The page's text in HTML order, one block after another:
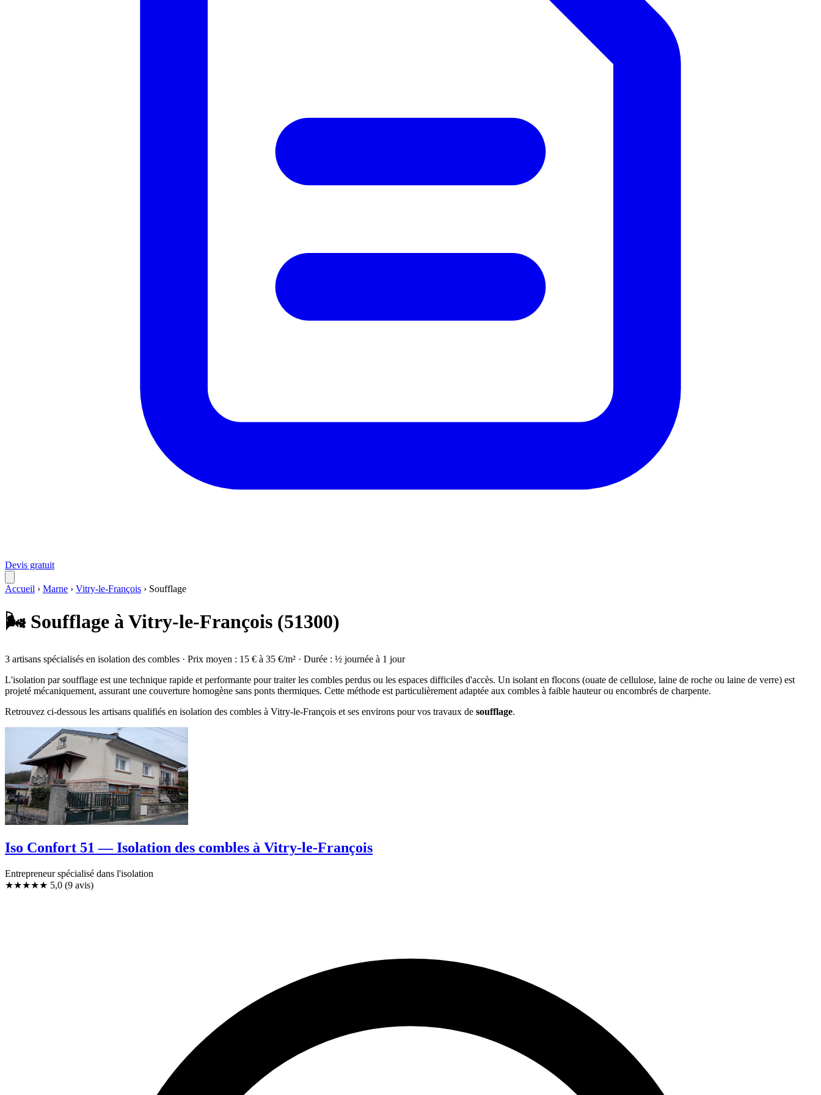
Devis gratuit
Accueil › Marne › Vitry-le-François › Soufflage
🌬️ Soufflage à Vitry-le-François (51300)
3 artisans spécialisés en isolation des combles · Prix moyen : 15 € à 35 €/m² · Durée : ½ journée à 1 jour
L'isolation par soufflage est une technique rapide et performante pour traiter les combles perdus ou les espaces difficiles d'accès. Un isolant en flocons (ouate de cellulose, laine de roche ou laine de verre) est
projeté mécaniquement, assurant une couverture homogène sans ponts thermiques. Cette méthode est particulièrement adaptée aux combles à faible hauteur ou encombrés de charpente.
Retrouvez ci-dessous les artisans qualifiés en isolation des combles à Vitry-le-François et ses environs pour vos travaux de soufflage.
Iso Confort 51 — Isolation des combles à Vitry-le-François
Entrepreneur spécialisé dans l'isolation
★★★★★ 5,0 (9 avis)